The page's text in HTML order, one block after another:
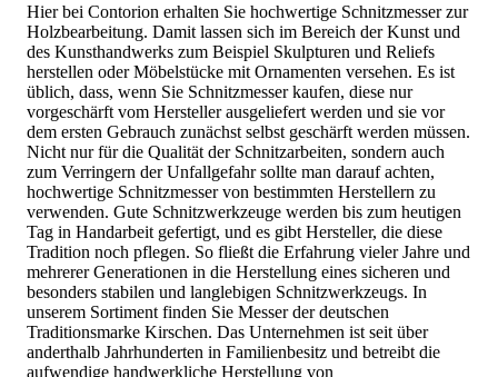
Hier bei Contorion erhalten Sie hochwertige Schnitzmesser zur
Holzbearbeitung. Damit lassen sich im Bereich der Kunst und
des Kunsthandwerks zum Beispiel Skulpturen und Reliefs
herstellen oder Möbelstücke mit Ornamenten versehen. Es ist
üblich, dass, wenn Sie Schnitzmesser kaufen, diese nur
vorgeschärft vom Hersteller ausgeliefert werden und sie vor
dem ersten Gebrauch zunächst selbst geschärft werden müssen.
Nicht nur für die Qualität der Schnitzarbeiten, sondern auch
zum Verringern der Unfallgefahr sollte man darauf achten,
hochwertige Schnitzmesser von bestimmten Herstellern zu
verwenden. Gute Schnitzwerkzeuge werden bis zum heutigen
Tag in Handarbeit gefertigt, und es gibt Hersteller, die diese
Tradition noch pflegen. So fließt die Erfahrung vieler Jahre und
mehrerer Generationen in die Herstellung eines sicheren und
besonders stabilen und langlebigen Schnitzwerkzeugs. In
unserem Sortiment finden Sie Messer der deutschen
Traditionsmarke Kirschen. Das Unternehmen ist seit über
anderthalb Jahrhunderten in Familienbesitz und betreibt die
aufwendige handwerkliche Herstellung von